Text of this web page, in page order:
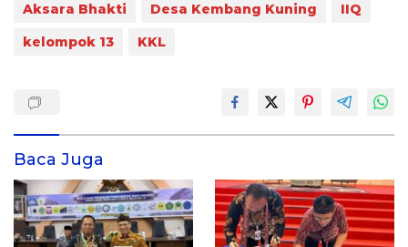
Aksara Bhakti Desa Kembang Kuning
IIQ
kelompok 13
KKL
Baca Juga